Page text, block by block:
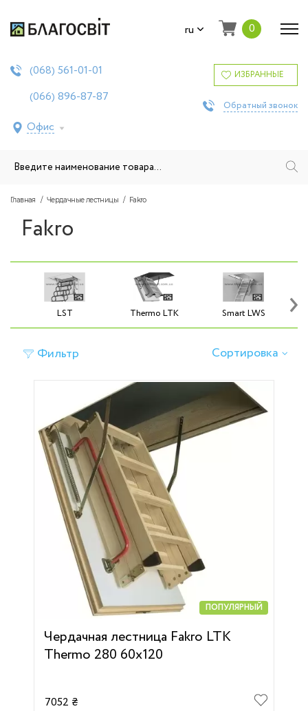
ru 0
(068) 561-01-01
(066) 896-87-87
Офис
ИЗБРАННЫЕ
Обратный звонок
Главная Чердачные лестницы Fakro
Fakro
LST Thermo LTK Smart LWS ›
Фильтр Сортировка
ПОПУЛЯРНЫЙ
Чердачная лестница Fakro LTK
Thermo 280 60х120
7052 ₴